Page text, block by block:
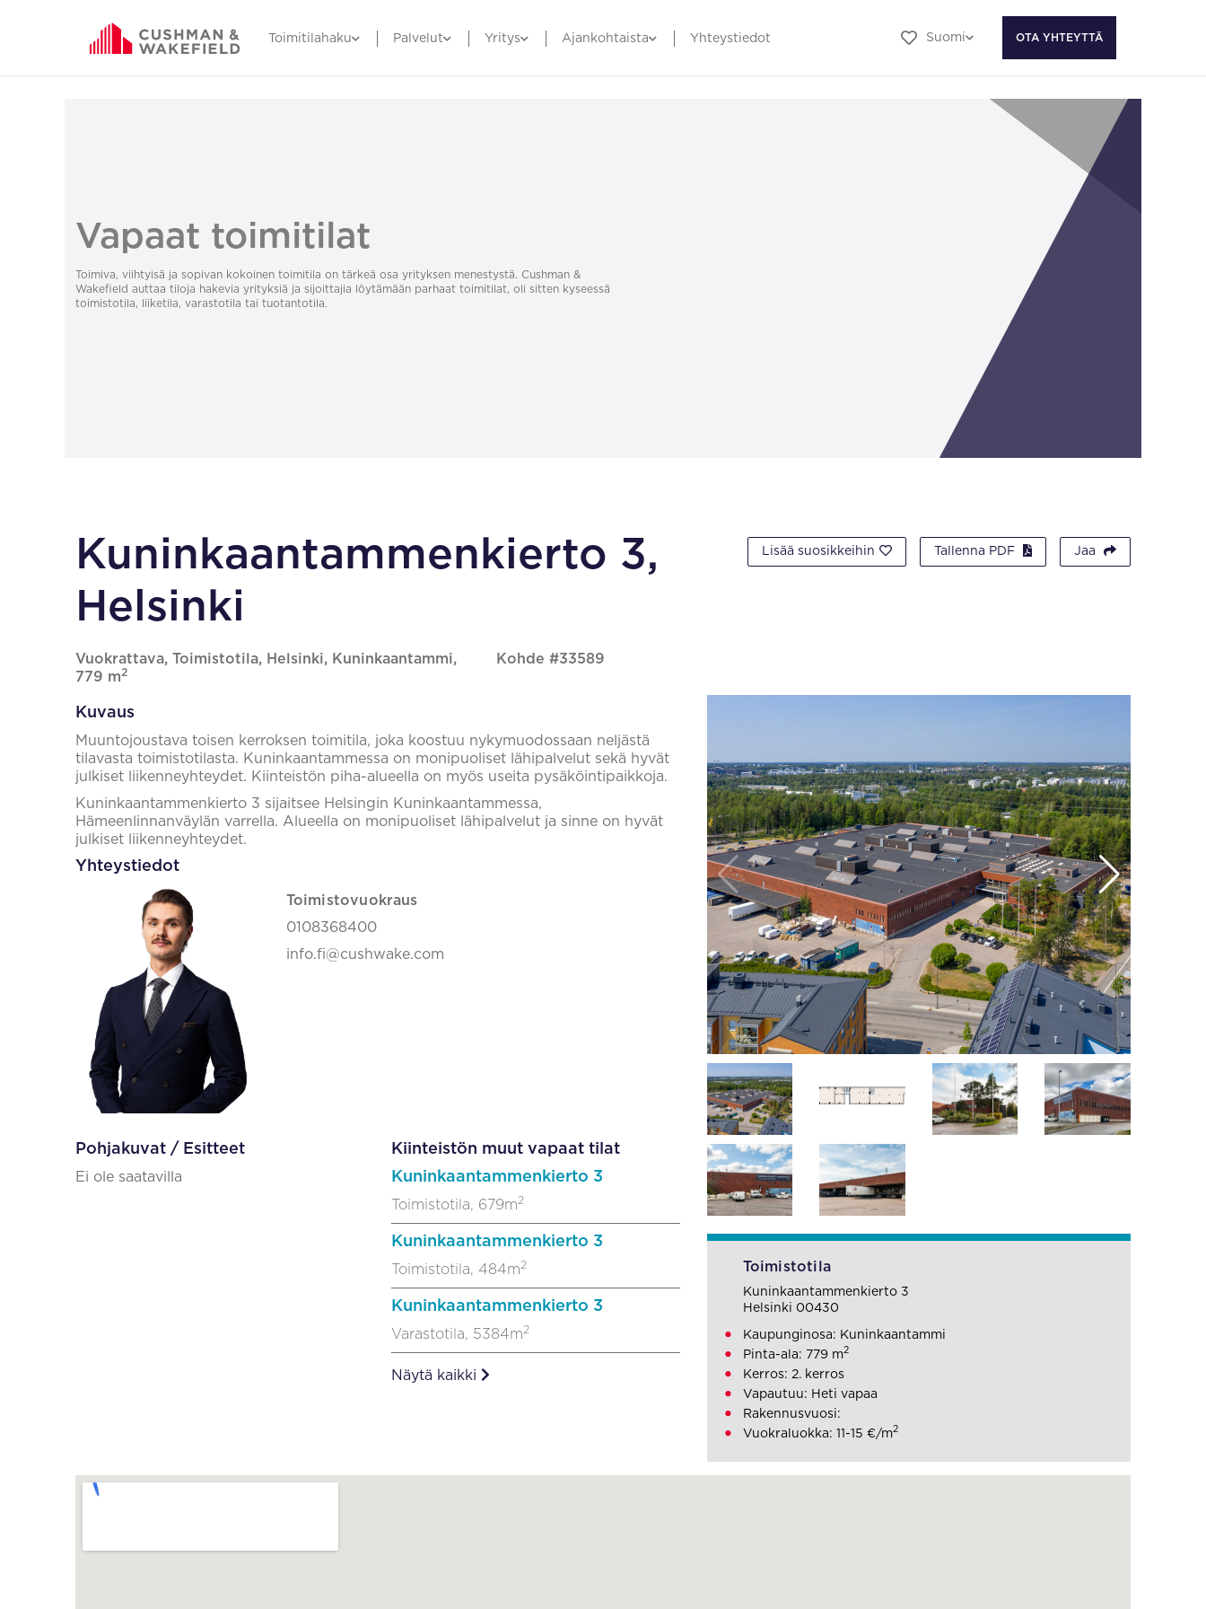
Toimitilahaku Palvelut Yritys Ajankohtaista Yhteystiedot Suomi OTA YHTEYTTÄ
Vapaat toimitilat
Toimiva, viihtyisä ja sopivan kokoinen toimitila on tärkeä osa yrityksen menestystä. Cushman &
Wakefield auttaa tiloja hakevia yrityksiä ja sijoittajia löytämään parhaat toimitilat, oli sitten kyseessä
toimistotila, liiketila, varastotila tai tuotantotila.
Kuninkaantammenkierto 3,
Helsinki
Vuokrattava, Toimistotila, Helsinki, Kuninkaantammi,
779 m2
Kohde #33589
Lisää suosikkeihin Tallenna PDF Jaa
Kuvaus
Muuntojoustava toisen kerroksen toimitila, joka koostuu nykymuodossaan neljästä
tilavasta toimistotilasta. Kuninkaantammessa on monipuoliset lähipalvelut sekä hyvät
julkiset liikenneyhteydet. Kiinteistön piha-alueella on myös useita pysäköintipaikkoja.
Kuninkaantammenkierto 3 sijaitsee Helsingin Kuninkaantammessa,
Hämeenlinnanväylän varrella. Alueella on monipuoliset lähipalvelut ja sinne on hyvät
julkiset liikenneyhteydet.
Yhteystiedot
Toimistovuokraus
0108368400
info.fi@cushwake.com
Pohjakuvat / Esitteet
Ei ole saatavilla
Kiinteistön muut vapaat tilat
Kuninkaantammenkierto 3
Toimistotila, 679m2
Kuninkaantammenkierto 3
Toimistotila, 484m2
Kuninkaantammenkierto 3
Varastotila, 5384m2
Näytä kaikki
Toimistotila
Kuninkaantammenkierto 3
Helsinki 00430
Kaupunginosa: Kuninkaantammi
Pinta-ala: 779 m2
Kerros: 2. kerros
Vapautuu: Heti vapaa
Rakennusvuosi:
Vuokraluokka: 11-15 €/m2